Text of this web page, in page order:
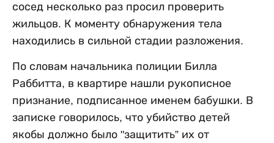
сосед несколько раз просил проверить
жильцов. К моменту обнаружения тела
находились в сильной стадии разложения.
По словам начальника полиции Билла
Раббитта, в квартире нашли рукописное
признание, подписанное именем бабушки. В
записке говорилось, что убийство детей
якобы должно было "защитить” их от